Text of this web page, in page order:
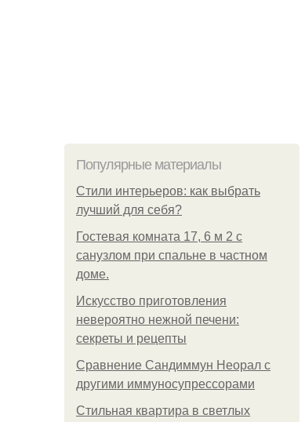
Популярные материалы
Стили интерьеров: как выбрать
лучший для себя?
Гостевая комната 17, 6 м 2 с
санузлом при спальне в частном
доме.
Искусство приготовления
невероятно нежной печени:
секреты и рецепты
Сравнение Сандиммун Неорал с
другими иммуносупрессорами
Стильная квартира в светлых